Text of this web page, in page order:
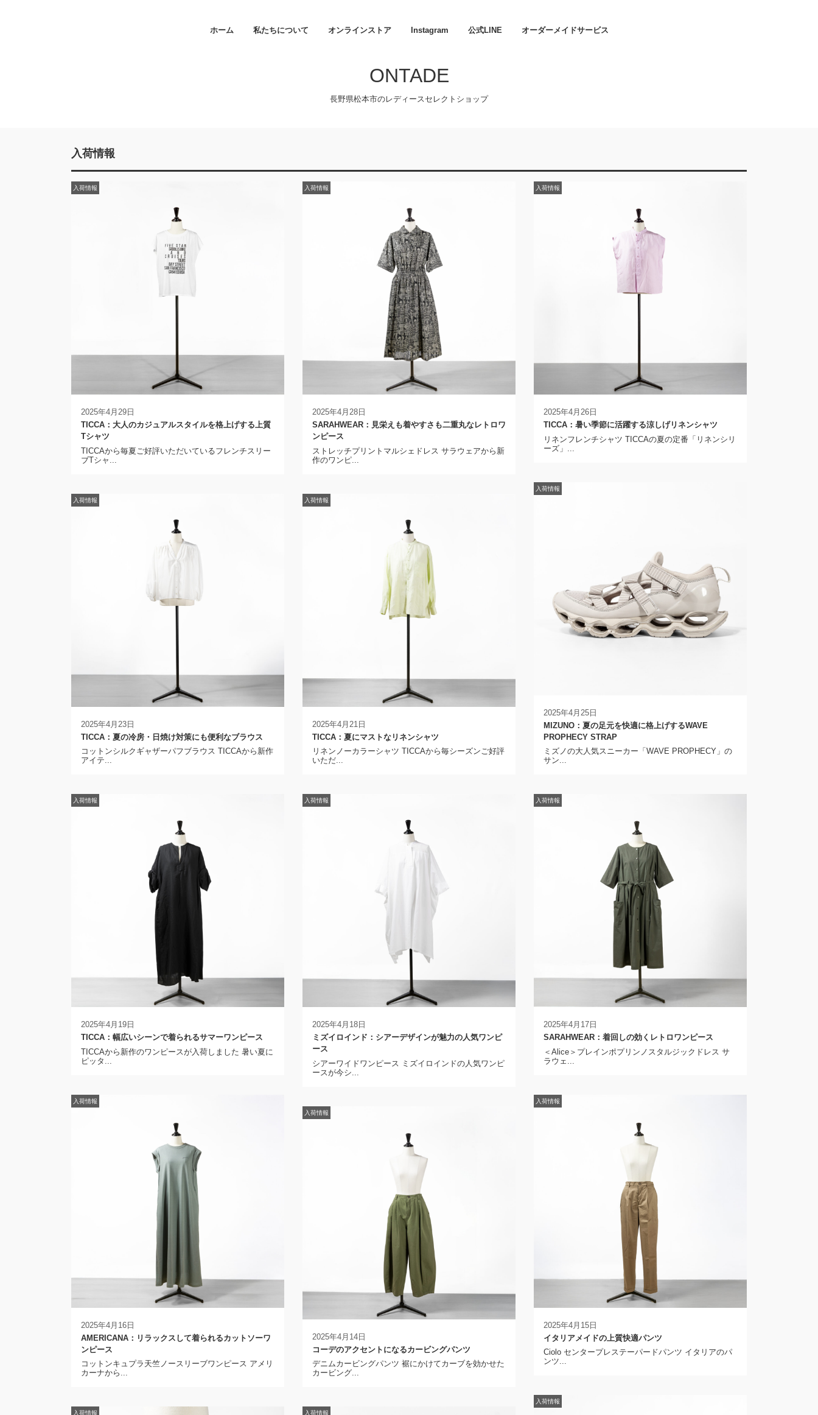
ホーム 私たちについて オンラインストア Instagram 公式LINE オーダーメイドサービス
ONTADE
長野県松本市のレディースセレクトショップ
入荷情報
2025年4月29日
入荷情報
TICCA：大人のカジュアルスタイルを格上げする上質
Tシャツ
TICCAから毎夏ご好評いただいているフレンチスリー
ブTシャ...
2025年4月28日
入荷情報
SARAHWEAR：見栄えも着やすさも二重丸なレトロワ
ンピース
ストレッチプリントマルシェドレス サラウェアから新
作のワンピ...
2025年4月26日
入荷情報
TICCA：暑い季節に活躍する涼しげリネンシャツ
リネンフレンチシャツ TICCAの夏の定番「リネンシリ
ーズ」...
2025年4月25日
入荷情報
MIZUNO：夏の足元を快適に格上げするWAVE
PROPHECY STRAP
ミズノの大人気スニーカー「WAVE PROPHECY」の
サン...
2025年4月23日
入荷情報
TICCA：夏の冷房・日焼け対策にも便利なブラウス
コットンシルクギャザーパフブラウス TICCAから新作
アイテ...
2025年4月21日
入荷情報
TICCA：夏にマストなリネンシャツ
リネンノーカラーシャツ TICCAから毎シーズンご好評
いただ...
2025年4月19日
入荷情報
TICCA：幅広いシーンで着られるサマーワンピース
TICCAから新作のワンピースが入荷しました 暑い夏に
ピッタ...
2025年4月18日
入荷情報
ミズイロインド：シアーデザインが魅力の人気ワンピ
ース
シアーワイドワンピース ミズイロインドの人気ワンピ
ースが今シ...
2025年4月17日
入荷情報
SARAHWEAR：着回しの効くレトロワンピース
＜Alice＞プレインポプリンノスタルジックドレス サ
ラウェ...
2025年4月16日
入荷情報
AMERICANA：リラックスして着られるカットソーワ
ンピース
コットンキュプラ天竺ノースリーブワンピース アメリ
カーナから...
2025年4月15日
入荷情報
イタリアメイドの上質快適パンツ
Ciolo センタープレステーパードパンツ イタリアのパ
ンツ...
2025年4月14日
入荷情報
コーデのアクセントになるカービングパンツ
デニムカービングパンツ 裾にかけてカーブを効かせた
カービング...
入荷情報
入荷情報 入荷情報